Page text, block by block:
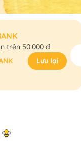
trên 50.000 đ
Lưu lại